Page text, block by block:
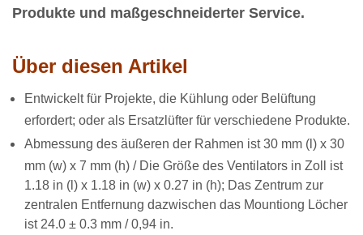
Produkte und maßgeschneiderter Service.
Über diesen Artikel
Entwickelt für Projekte, die Kühlung oder Belüftung
erfordert; oder als Ersatzlüfter für verschiedene Produkte.
Abmessung des äußeren der Rahmen ist 30 mm (l) x 30
mm (w) x 7 mm (h) / Die Größe des Ventilators in Zoll ist
1.18 in (l) x 1.18 in (w) x 0.27 in (h); Das Zentrum zur
zentralen Entfernung dazwischen das Mountiong Löcher
ist 24.0 ± 0.3 mm / 0,94 in.